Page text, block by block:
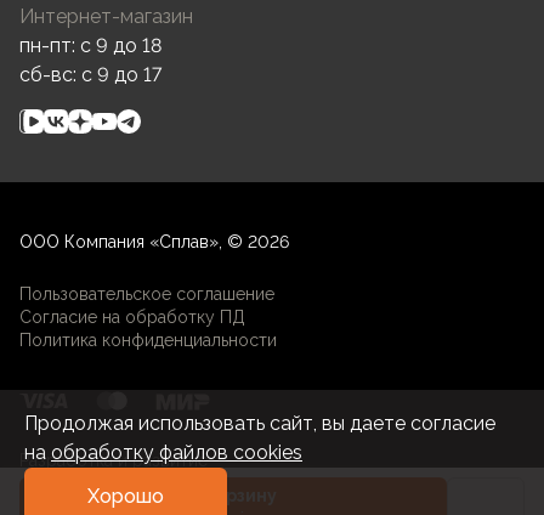
Интернет-магазин
пн-пт: c 9 до 18
сб-вс: c 9 до 17
ООО Компания «Сплав», © 2026
Пользовательское соглашение
Согласие на обработку ПД
Политика конфиденциальности
Разработка и развитие
Продолжая использовать сайт, вы даете согласие
на обработку файлов cookies
Хорошо